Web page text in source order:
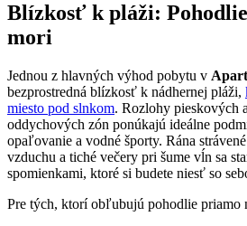
Blízkosť k pláži:
mori
Jednou z hlavných výhod pobytu v
bezprostredná blízkosť k nádhernej pláži,
miesto pod slnkom. Rozlohy pieskových
oddychových zón ponúkajú ideálne
opaľovanie a vodné športy. Rána
vzduchu a tiché večery pri šume vĺn sa
spomienkami, ktoré si budete niesť so
Pre tých, ktorí obľubujú pohodlie priamo